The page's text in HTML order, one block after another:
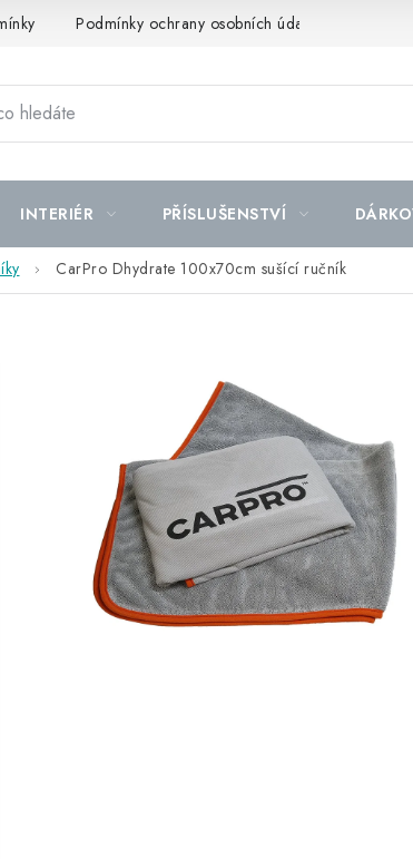
Podmínky ochrany osobních údajů
INTERIÉR PŘÍSLUŠENSTVÍ
CarPro Dhydrate 100x70cm sušící ručník